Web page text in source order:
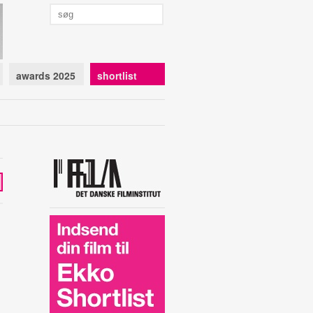
awards 2025 shortlist